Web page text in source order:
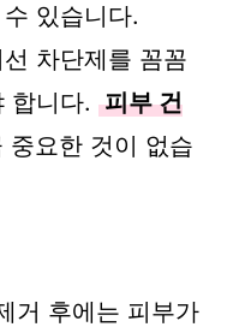
있습니다.
차단제를 꼼꼼
합니다. 피부 건
중요한 것이 없습
거 후에는 피부가